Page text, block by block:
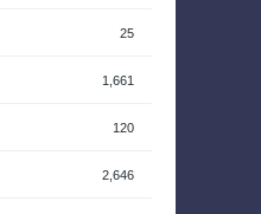
25
1,661
120
2,646